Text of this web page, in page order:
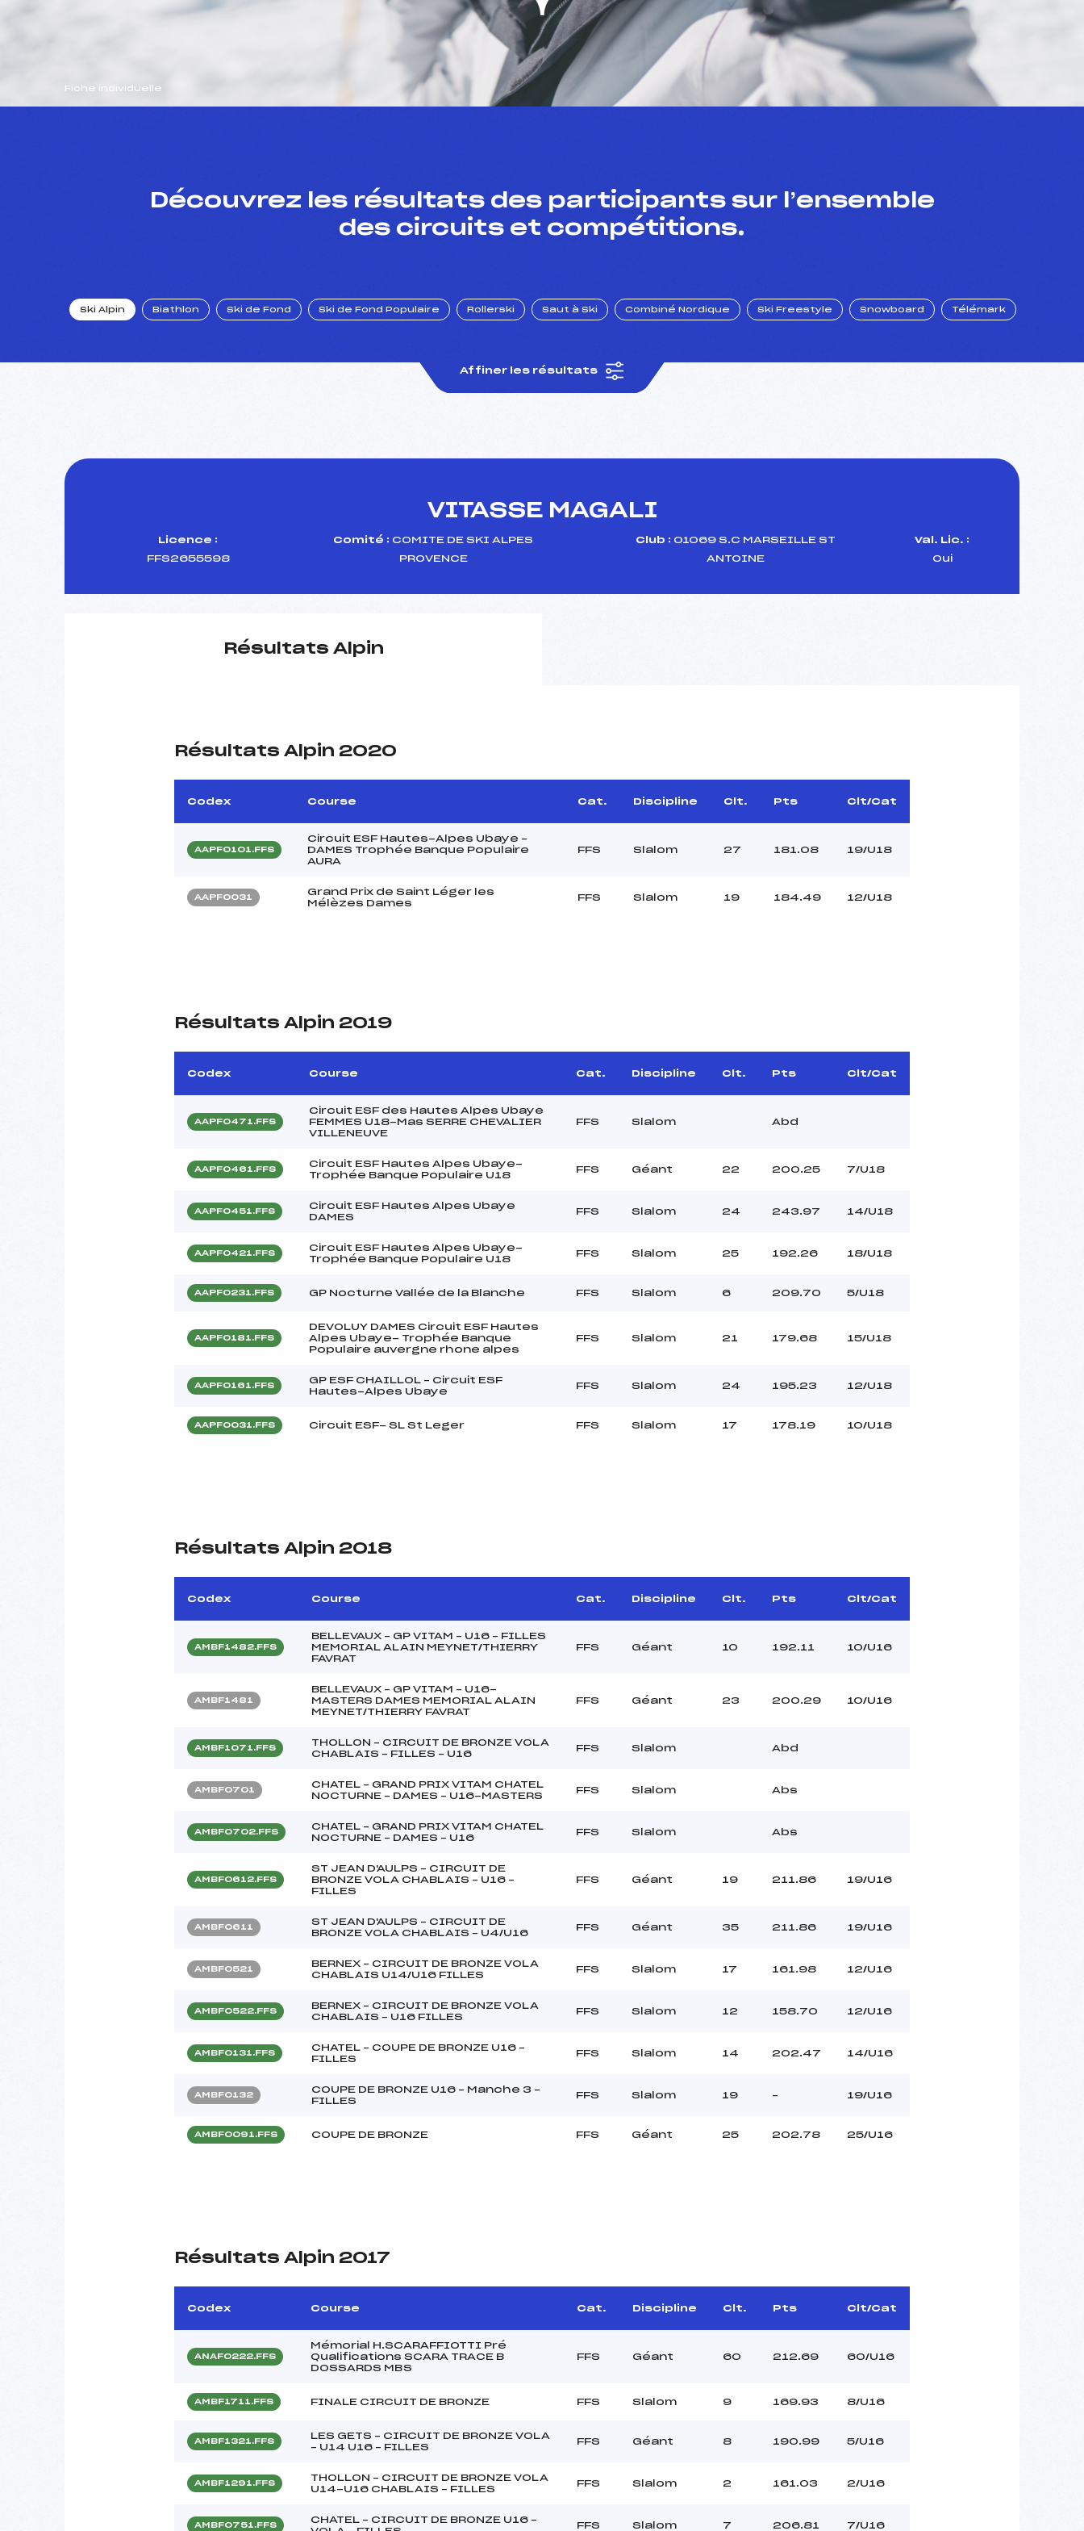
Fiche individuelle
Découvrez les résultats des participants sur l’ensemble
des circuits et compétitions.
Ski Alpin Biathlon Ski de Fond Ski de Fond Populaire Rollerski Saut à Ski Combiné Nordique Ski Freestyle Snowboard Télémark
Affiner les résultats
VITASSE MAGALI
Licence :
FFS2655598
Comité : COMITE DE SKI ALPES
PROVENCE
Club : 01069 S.C MARSEILLE ST
ANTOINE
Val. Lic. :
Oui
Résultats Alpin
Résultats Alpin 2020
Codex Course Cat. Discipline Clt. Pts Clt/Cat
AAPF0101.FFS
Circuit ESF Hautes-Alpes Ubaye –
DAMES Trophée Banque Populaire
AURA
FFS Slalom 27 181.08 19/U18
AAPF0031
Grand Prix de Saint Léger les
Mélèzes Dames
FFS Slalom 19 184.49 12/U18
Résultats Alpin 2019
Codex Course Cat. Discipline Clt. Pts Clt/Cat
AAPF0471.FFS
Circuit ESF des Hautes Alpes Ubaye
FEMMES U18-Mas SERRE CHEVALIER
VILLENEUVE
FFS Slalom Abd
AAPF0461.FFS
Circuit ESF Hautes Alpes Ubaye-
Trophée Banque Populaire U18
FFS Géant 22 200.25 7/U18
AAPF0451.FFS
Circuit ESF Hautes Alpes Ubaye
DAMES
FFS Slalom 24 243.97 14/U18
AAPF0421.FFS
Circuit ESF Hautes Alpes Ubaye-
Trophée Banque Populaire U18
FFS Slalom 25 192.26 18/U18
AAPF0231.FFS GP Nocturne Vallée de la Blanche FFS Slalom 6 209.70 5/U18
AAPF0181.FFS
DEVOLUY DAMES Circuit ESF Hautes
Alpes Ubaye- Trophée Banque
Populaire auvergne rhone alpes
FFS Slalom 21 179.68 15/U18
AAPF0161.FFS
GP ESF CHAILLOL – Circuit ESF
Hautes-Alpes Ubaye
FFS Slalom 24 195.23 12/U18
AAPF0031.FFS Circuit ESF- SL St Leger FFS Slalom 17 178.19 10/U18
Résultats Alpin 2018
Codex Course Cat. Discipline Clt. Pts Clt/Cat
AMBF1482.FFS
BELLEVAUX – GP VITAM – U16 – FILLES
MEMORIAL ALAIN MEYNET/THIERRY
FAVRAT
FFS Géant 10 192.11 10/U16
AMBF1481
BELLEVAUX – GP VITAM – U16-
MASTERS DAMES MEMORIAL ALAIN
MEYNET/THIERRY FAVRAT
FFS Géant 23 200.29 10/U16
AMBF1071.FFS
THOLLON – CIRCUIT DE BRONZE VOLA
CHABLAIS – FILLES – U16
FFS Slalom Abd
AMBF0701
CHATEL – GRAND PRIX VITAM CHATEL
NOCTURNE – DAMES – U16-MASTERS
FFS Slalom Abs
AMBF0702.FFS
CHATEL – GRAND PRIX VITAM CHATEL
NOCTURNE – DAMES – U16
FFS Slalom Abs
AMBF0612.FFS
ST JEAN D'AULPS – CIRCUIT DE
BRONZE VOLA CHABLAIS – U16 –
FILLES
FFS Géant 19 211.86 19/U16
AMBF0611
ST JEAN D'AULPS – CIRCUIT DE
BRONZE VOLA CHABLAIS – U4/U16
FFS Géant 35 211.86 19/U16
AMBF0521
BERNEX – CIRCUIT DE BRONZE VOLA
CHABLAIS U14/U16 FILLES
FFS Slalom 17 161.98 12/U16
AMBF0522.FFS
BERNEX – CIRCUIT DE BRONZE VOLA
CHABLAIS – U16 FILLES
FFS Slalom 12 158.70 12/U16
AMBF0131.FFS
CHATEL – COUPE DE BRONZE U16 –
FILLES
FFS Slalom 14 202.47 14/U16
AMBF0132
COUPE DE BRONZE U16 – Manche 3 –
FILLES
FFS Slalom 19 – 19/U16
AMBF0091.FFS COUPE DE BRONZE FFS Géant 25 202.78 25/U16
Résultats Alpin 2017
Codex Course Cat. Discipline Clt. Pts Clt/Cat
ANAF0222.FFS
Mémorial H.SCARAFFIOTTI Pré
Qualifications SCARA TRACE B
DOSSARDS MBS
FFS Géant 60 212.69 60/U16
AMBF1711.FFS FINALE CIRCUIT DE BRONZE FFS Slalom 9 169.93 8/U16
AMBF1321.FFS
LES GETS – CIRCUIT DE BRONZE VOLA
– U14 U16 – FILLES
FFS Géant 8 190.99 5/U16
AMBF1291.FFS
THOLLON – CIRCUIT DE BRONZE VOLA
U14-U16 CHABLAIS – FILLES
FFS Slalom 2 161.03 2/U16
AMBF0751.FFS
CHATEL – CIRCUIT DE BRONZE U16 –
FFS Slalom 7 206.81 7/U16